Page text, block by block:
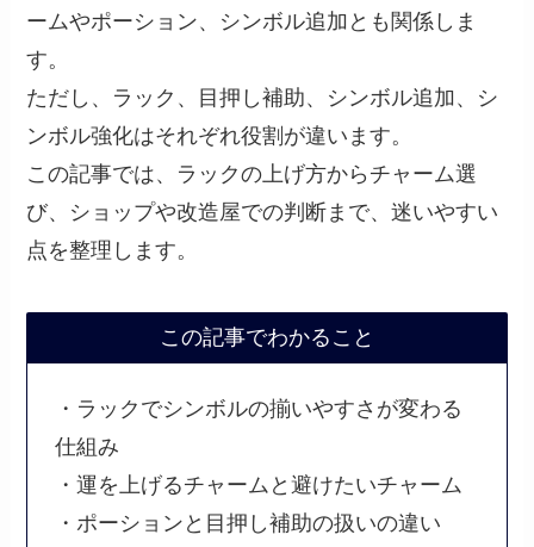
ームやポーション、シンボル追加とも関係しま
す。
ただし、ラック、目押し補助、シンボル追加、シ
ンボル強化はそれぞれ役割が違います。
この記事では、ラックの上げ方からチャーム選
び、ショップや改造屋での判断まで、迷いやすい
点を整理します。
この記事でわかること
・ラックでシンボルの揃いやすさが変わる
仕組み
・運を上げるチャームと避けたいチャーム
・ポーションと目押し補助の扱いの違い